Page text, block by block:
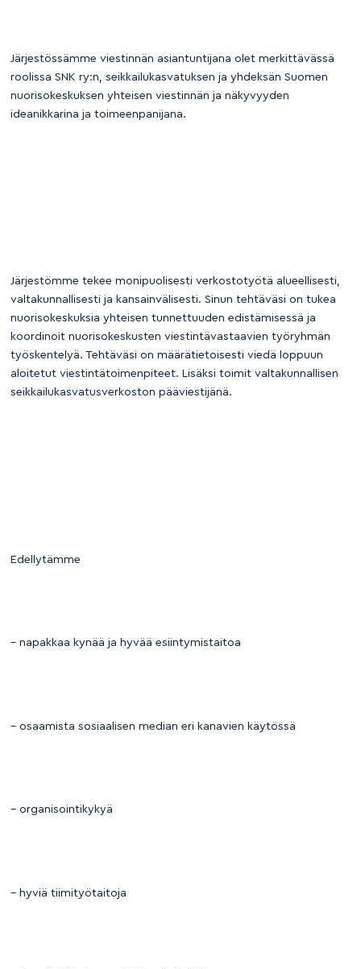
Järjestössämme viestinnän asiantuntijana olet merkittävässä
roolissa SNK ry:n, seikkailukasvatuksen ja yhdeksän Suomen
nuorisokeskuksen yhteisen viestinnän ja näkyvyyden
ideanikkarina ja toimeenpanijana.
Järjestömme tekee monipuolisesti verkostotyötä alueellisesti,
valtakunnallisesti ja kansainvälisesti. Sinun tehtäväsi on tukea
nuorisokeskuksia yhteisen tunnettuuden edistämisessä ja
koordinoit nuorisokeskusten viestintävastaavien työryhmän
työskentelyä. Tehtäväsi on määrätietoisesti viedä loppuun
aloitetut viestintätoimenpiteet. Lisäksi toimit valtakunnallisen
seikkailukasvatusverkoston pääviestijänä.
Edellytämme
– napakkaa kynää ja hyvää esiintymistaitoa
– osaamista sosiaalisen median eri kanavien käytössä
– organisointikykyä
– hyviä tiimityötaitoja